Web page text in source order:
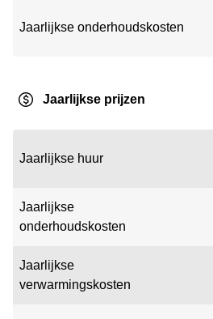
Jaarlijkse onderhoudskosten
Jaarlijkse prijzen
Jaarlijkse huur
Jaarlijkse
onderhoudskosten
Jaarlijkse
verwarmingskosten